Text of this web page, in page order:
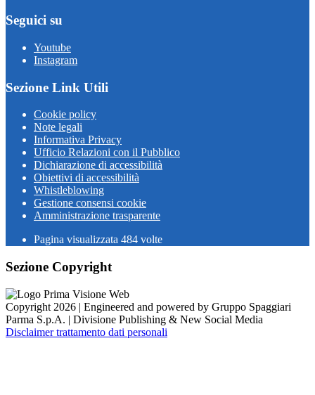
Seguici su
Youtube
Instagram
Sezione Link Utili
Cookie policy
Note legali
Informativa Privacy
Ufficio Relazioni con il Pubblico
Dichiarazione di accessibilità
Obiettivi di accessibilità
Whistleblowing
Gestione consensi cookie
Amministrazione trasparente
Pagina visualizzata 484 volte
Sezione Copyright
Copyright 2026 | Engineered and powered by Gruppo Spaggiari
Parma S.p.A. | Divisione Publishing & New Social Media
Disclaimer trattamento dati personali